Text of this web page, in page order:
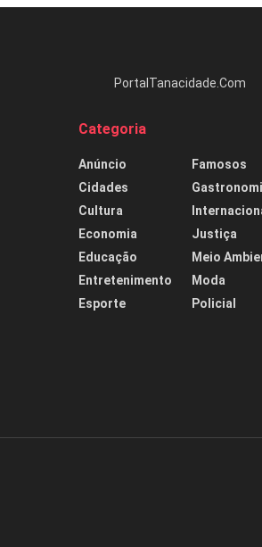
PortalTanacidade.Com
Categoria
Anúncio
Cidades
Cultura
Economia
Educação
Entretenimento
Esporte
Famosos
Justiça
Meio
Moda
Policial